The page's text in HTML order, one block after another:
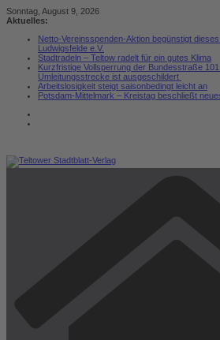
Zum
Inhalt
Sonntag, August 9, 2026
Aktuelles:
Netto-Vereinsspenden-Aktion begünstigt
Ludwigsfelde e.V.
Stadtradeln – Teltow radelt für ein gutes Klima
Kurzfristige Vollsperrung der Bundesstraße
Umleitungsstrecke ist ausgeschildert
Arbeitslosigkeit steigt saisonbedingt leicht an
Potsdam-Mittelmark – Kreistag beschließt